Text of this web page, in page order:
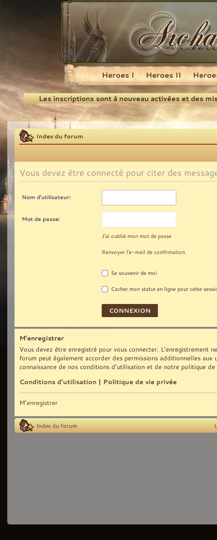
Recherche
Heroes I Heroes II
Les inscriptions sont à nouveau activées et des
Index du forum
Vous devez être connecté pour citer des
Nom d’utilisateur:
Mot de passe:
J’ai oublié mon mot de passe
Renvoyer l’e-mail de confirmation
Se souvenir de moi
Cacher mon statut en ligne pour cette
M’enregistrer
Vous devez être enregistré pour vous connecter. L’enregistrement
forum peut également accorder des permissions additionnelles
connaissance de nos conditions d’utilisation et de notre politique
Conditions d’utilisation | Politique de vie privée
M’enregistrer
Index du forum